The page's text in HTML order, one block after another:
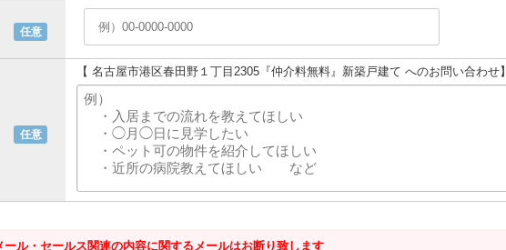
任意
任意
【 名古屋市港区春田野１丁目2305『仲介料無料』新築戸建て へのお問い合わせ】
ール・セールス関連の内容に関するメールはお断り致します